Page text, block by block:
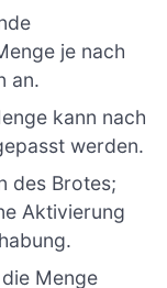
je nach
an.
kann nach
werden.
des Brotes;
Aktivierung
Menge